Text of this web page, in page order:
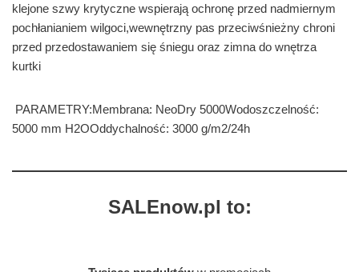
klejone szwy krytyczne wspierają ochronę przed nadmiernym
pochłanianiem wilgoci,wewnętrzny pas przeciwśnieżny chroni
przed przedostawaniem się śniegu oraz zimna do wnętrza
kurtki
PARAMETRY:Membrana: NeoDry 5000Wodoszczelność:
5000 mm H2OOddychalność: 3000 g/m2/24h
SALEnow.pl to: